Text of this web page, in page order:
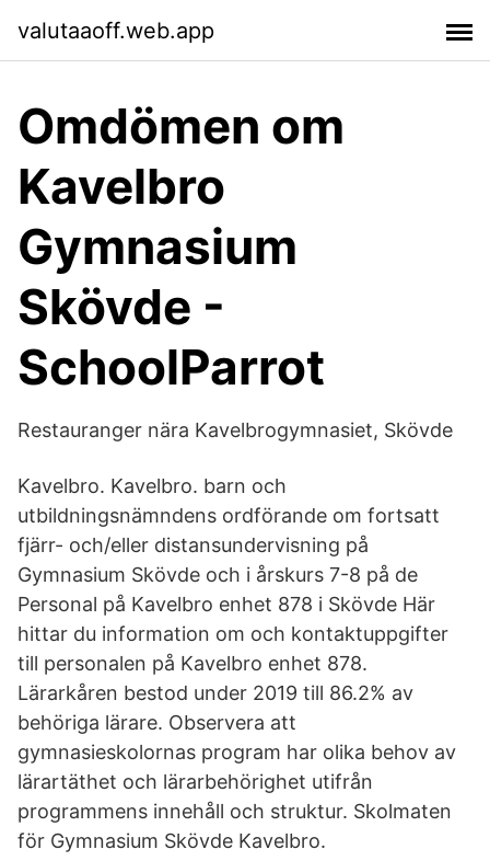
valutaaoff.web.app
Omdömen om
Kavelbro
Gymnasium
Skövde -
SchoolParrot
Restauranger nära Kavelbrogymnasiet, Skövde
Kavelbro. Kavelbro. barn och
utbildningsnämndens ordförande om fortsatt
fjärr- och/eller distansundervisning på
Gymnasium Skövde och i årskurs 7-8 på de
Personal på Kavelbro enhet 878 i Skövde Här
hittar du information om och kontaktuppgifter
till personalen på Kavelbro enhet 878.
Lärarkåren bestod under 2019 till 86.2% av
behöriga lärare. Observera att
gymnasieskolornas program har olika behov av
lärartäthet och lärarbehörighet utifrån
programmens innehåll och struktur. Skolmaten
för Gymnasium Skövde Kavelbro.